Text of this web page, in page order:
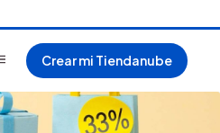
Crear mi Tiendanube